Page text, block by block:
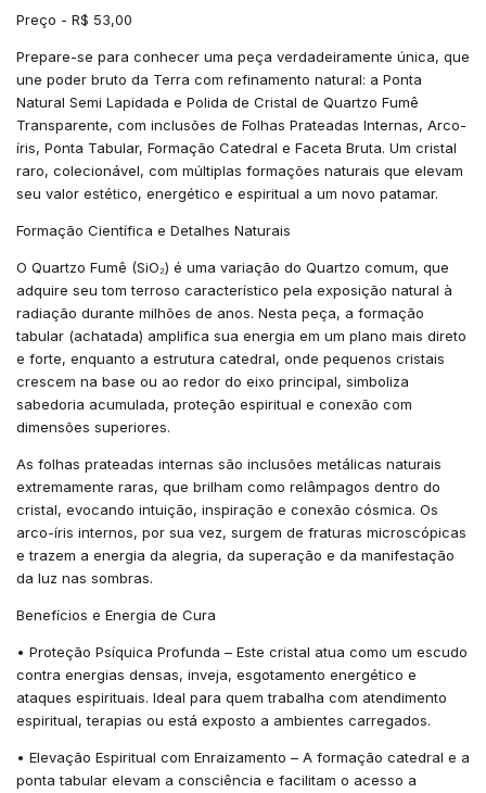
Preço - R$ 53,00
Prepare-se para conhecer uma peça verdadeiramente única, que
une poder bruto da Terra com refinamento natural: a Ponta
Natural Semi Lapidada e Polida de Cristal de Quartzo Fumê
Transparente, com inclusões de Folhas Prateadas Internas, Arco-
íris, Ponta Tabular, Formação Catedral e Faceta Bruta. Um cristal
raro, colecionável, com múltiplas formações naturais que elevam
seu valor estético, energético e espiritual a um novo patamar.
Formação Científica e Detalhes Naturais
O Quartzo Fumê (SiO₂) é uma variação do Quartzo comum, que
adquire seu tom terroso característico pela exposição natural à
radiação durante milhões de anos. Nesta peça, a formação
tabular (achatada) amplifica sua energia em um plano mais direto
e forte, enquanto a estrutura catedral, onde pequenos cristais
crescem na base ou ao redor do eixo principal, simboliza
sabedoria acumulada, proteção espiritual e conexão com
dimensões superiores.
As folhas prateadas internas são inclusões metálicas naturais
extremamente raras, que brilham como relâmpagos dentro do
cristal, evocando intuição, inspiração e conexão cósmica. Os
arco-íris internos, por sua vez, surgem de fraturas microscópicas
e trazem a energia da alegria, da superação e da manifestação
da luz nas sombras.
Benefícios e Energia de Cura
• Proteção Psíquica Profunda – Este cristal atua como um escudo
contra energias densas, inveja, esgotamento energético e
ataques espirituais. Ideal para quem trabalha com atendimento
espiritual, terapias ou está exposto a ambientes carregados.
• Elevação Espiritual com Enraizamento – A formação catedral e a
ponta tabular elevam a consciência e facilitam o acesso a